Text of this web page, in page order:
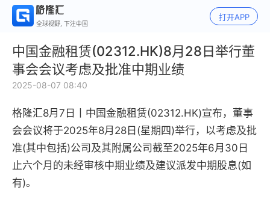
全球视野, 下注中国
打开APP
中国金融租赁(02312.HK)8月28日举行董
事会会议考虑及批准中期业绩
2025-08-07 08:40
格隆汇8月7日丨 中国金融租赁(02312.HK)宣布，董事
会会议将于2025年8月28日(星期四)举行，以考虑及批
准(其中包括)公司及其附属公司截至2025年6月30日
止六个月的未经审核中期业绩及建议派发中期股息(如
有)。